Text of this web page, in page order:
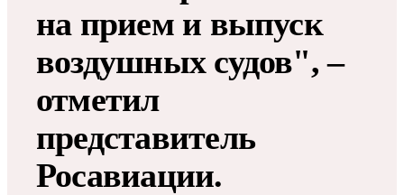
на прием и выпуск
воздушных судов", –
отметил
представитель
Росавиации.